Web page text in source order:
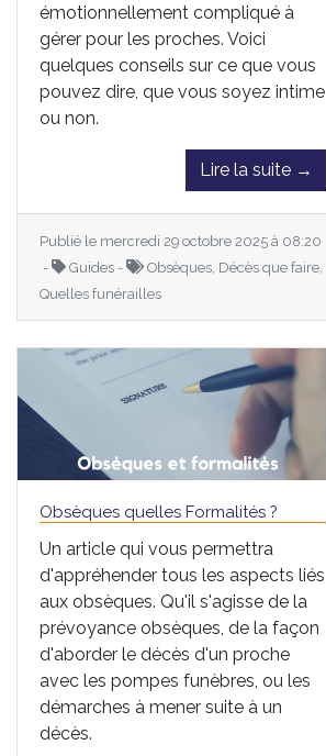
émotionnellement compliqué à
gérer pour les proches. Voici
quelques conseils sur ce que vous
pouvez dire, que vous soyez intime
ou non.
Lire la suite →
Publié le mercredi 29 octobre 2025 à 08:20
-
Guides -
Obsèques, Décès que faire,
Quelles funérailles
Obsèques quelles Formalités ?
Un article qui vous permettra
d'appréhender tous les aspects liés
aux obsèques. Qu'il s'agisse de la
prévoyance obsèques, de la façon
d'aborder le décès d'un proche
avec les pompes funèbres, ou les
démarches à mener suite à un
décès.